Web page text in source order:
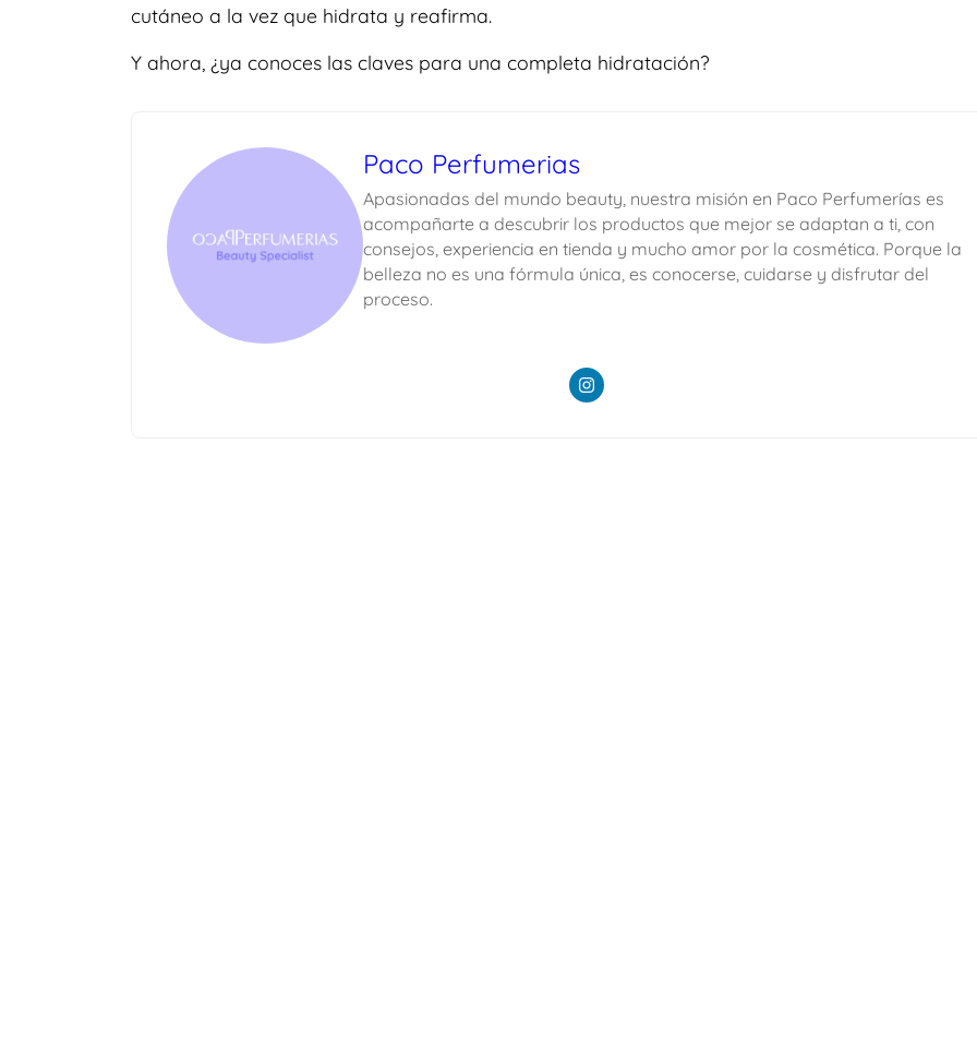
cutáneo a la vez que hidrata y reafirma.
Y ahora, ¿ya conoces las claves para una completa hidratación?
Paco Perfumerias
Apasionadas del mundo beauty, nuestra misión en Paco Perfumerías es
acompañarte a descubrir los productos que mejor se adaptan a ti, con
consejos, experiencia en tienda y mucho amor por la cosmética. Porque la
belleza no es una fórmula única, es conocerse, cuidarse y disfrutar del
proceso.